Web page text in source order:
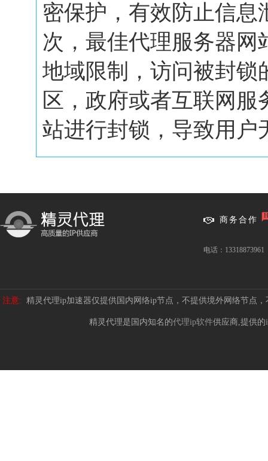
密保护，有效防止信
次，最佳代理服务器
地域限制，访问被封锁
区，政府或者互联网
站进行封锁，导致用户
商务合作
电话：13318873961
注意: 精灵代理ip加速器仅提供国内网络ip节点，不提供境外网络节点
精灵代理是国内知名的代理ip软件供应商,提供的